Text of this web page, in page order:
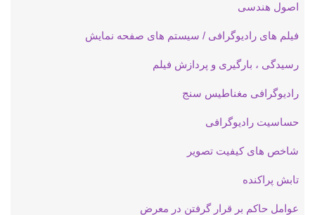
اصول هندسی
فیلم های رادیوگرافی / سیستم های صفحه نمایش
رسیدگی ، بارگیری و پردازش فیلم
رادیوگرافی مغناطیس سنج
حساسیت رادیوگرافی
شاخص های کیفیت تصویر
تابش پراکنده
عوامل حاکم بر قرار گرفتن در معرض